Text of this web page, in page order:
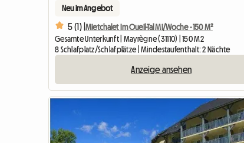
Neu im Angebot
5 (1) |Mietchalet Im Oueil-Tal Mi/Woche - 150 M²
Gesamte Unterkunft | Mayrègne (31110) | 150 M2
8 Schlafplatz/Schlafplätze | Mindestaufenthalt: 2 Nächte
Anzeige ansehen